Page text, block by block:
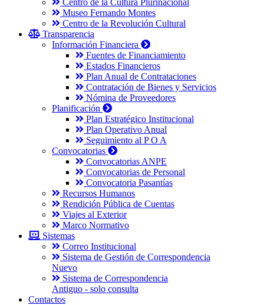
Centro de la Cultura Plurinacional
Museo Fernando Montes
Centro de la Revolución Cultural
Transparencia
Información Financiera
Fuentes de Financiamiento
Estados Financieros
Plan Anual de Contrataciones
Contratación de Bienes y Servicios
Nómina de Proveedores
Planificación
Plan Estratégico Institucional
Plan Operativo Anual
Seguimiento al P O A
Convocatorias
Convocatorias ANPE
Convocatorias de Personal
Convocatoria Pasantías
Recursos Humanos
Rendición Pública de Cuentas
Viajes al Exterior
Marco Normativo
Sistemas
Correo Institucional
Sistema de Gestión de Correspondencia
Nuevo
Sistema de Correspondencia
Antiguo - solo consulta
Contactos